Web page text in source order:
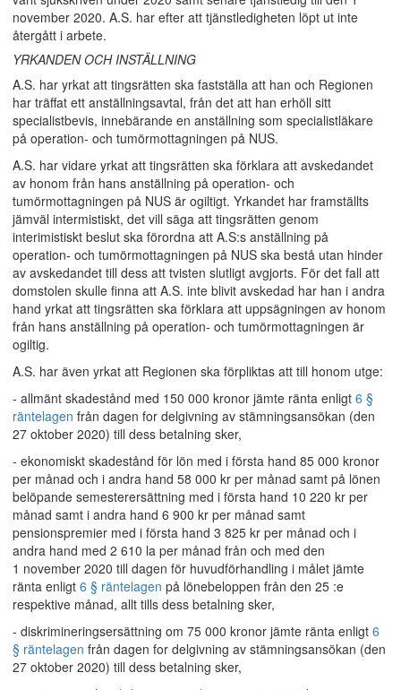
november 2020. A.S. har efter att tjänstledigheten löpt ut inte
återgått i arbete.
YRKANDEN OCH INSTÄLLNING
A.S. har yrkat att tingsrätten ska fastställa att han och Regionen
har träffat ett anställningsavtal, från det att han erhöll sitt
specialistbevis, innebärande en anställning som specialistläkare
på operation- och tumörmottagningen på NUS.
A.S. har vidare yrkat att tingsrätten ska förklara att avskedandet
av honom från hans anställning på operation- och
tumörmottagningen på NUS är ogiltigt. Yrkandet har framställts
jämväl intermistiskt, det vill säga att tingsrätten genom
interimistiskt beslut ska förordna att A.S:s anställning på
operation- och tumörmottagningen på NUS ska bestå utan hinder
av avskedandet till dess att tvisten slutligt avgjorts. För det fall att
domstolen skulle finna att A.S. inte blivit avskedad har han i andra
hand yrkat att tingsrätten ska förklara att uppsägningen av honom
från hans anställning på operation- och tumörmottagningen är
ogiltig.
A.S. har även yrkat att Regionen ska förpliktas att till honom utge:
- allmänt skadestånd med 150 000 kronor jämte ränta enligt 6 §
räntelagen från dagen for delgivning av stämningsansökan (den
27 oktober 2020) till dess betalning sker,
- ekonomiskt skadestånd för lön med i första hand 85 000 kronor
per månad och i andra hand 58 000 kr per månad samt på lönen
belöpande semesterersättning med i första hand 10 220 kr per
månad samt i andra hand 6 900 kr per månad samt
pensionspremier med i första hand 3 825 kr per månad och i
andra hand med 2 610 la per månad från och med den
1 november 2020 till dagen för huvudförhandling i målet jämte
ränta enligt 6 § räntelagen på lönebeloppen från den 25 :e
respektive månad, allt tills dess betalning sker,
- diskrimineringsersättning om 75 000 kronor jämte ränta enligt 6
§ räntelagen från dagen for delgivning av stämningsansökan (den
27 oktober 2020) till dess betalning sker,